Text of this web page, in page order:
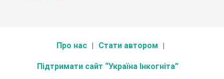
Про нас Стати автором
Підтримати сайт “Україна Інкогніта”